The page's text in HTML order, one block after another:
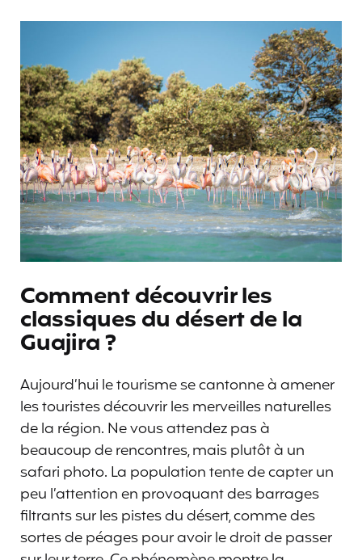
Comment découvrir les
classiques du désert de la
Guajira ?
Aujourd’hui le tourisme se cantonne à amener
les touristes découvrir les merveilles naturelles
de la région. Ne vous attendez pas à
beaucoup de rencontres, mais plutôt à un
safari photo. La population tente de capter un
peu l’attention en provoquant des barrages
filtrants sur les pistes du désert, comme des
sortes de péages pour avoir le droit de passer